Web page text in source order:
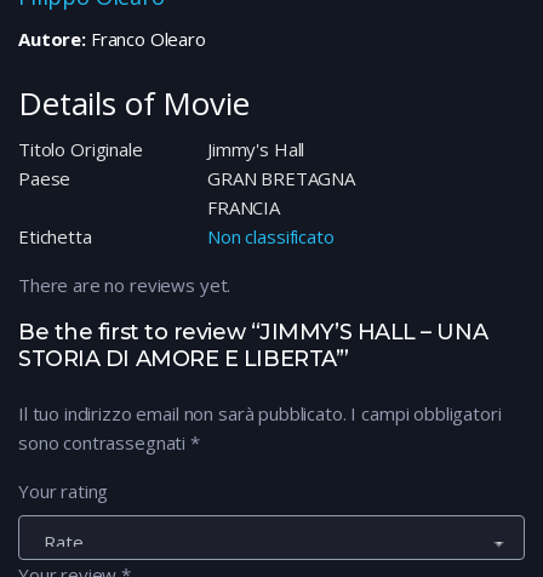
Autore:Franco Olearo
Details of Movie
Titolo Originale
Jimmy's Hall
Paese
GRAN BRETAGNA
FRANCIA
Etichetta
Non classificato
Be the first to review “JIMMY’S HALL – UNA
STORIA DI AMORE E LIBERTA’”
Il tuo indirizzo email non sarà pubblicato. I campi obbligatori
sono contrassegnati *
Your rating
There are no reviews yet.